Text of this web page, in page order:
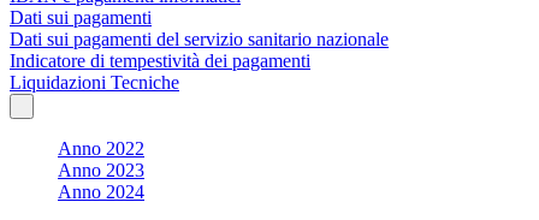
Dati sui pagamenti
Dati sui pagamenti del servizio sanitario nazionale
Indicatore di tempestività dei pagamenti
Liquidazioni Tecniche
Anno 2022
Anno 2023
Anno 2024